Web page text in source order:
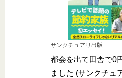
サンクチュアリ出版
都会を出て田舎で0
ました (サンクチュ